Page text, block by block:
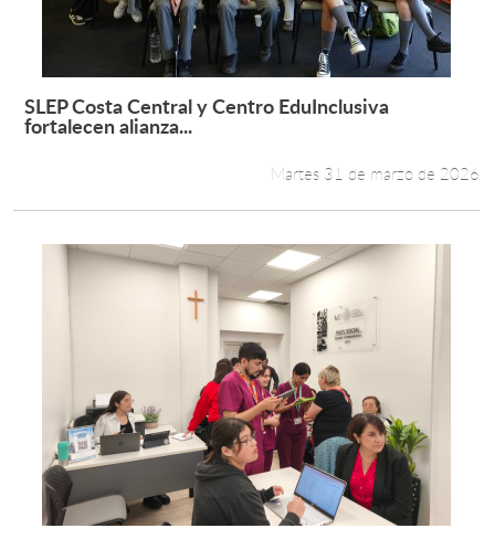
Leer más +
SLEP Costa Central y Centro EduInclusiva
fortalecen alianza...
Martes 31 de marzo de 2026